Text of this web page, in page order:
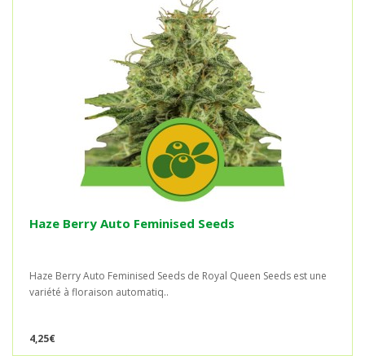
Haze Berry Auto Feminised Seeds
Haze Berry Auto Feminised Seeds de Royal Queen Seeds est une
variété à floraison automatiq..
4,25€